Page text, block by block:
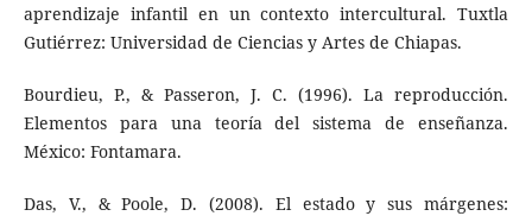
aprendizaje infantil en un contexto intercultural. Tuxtla
Gutiérrez: Universidad de Ciencias y Artes de Chiapas.
Bourdieu, P., & Passeron, J. C. (1996). La reproducción.
Elementos para una teoría del sistema de enseñanza.
México: Fontamara.
Das, V., & Poole, D. (2008). El estado y sus márgenes: